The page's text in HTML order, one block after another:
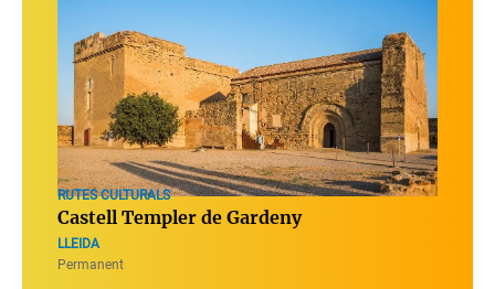
RUTES CULTURALS
Castell Templer de Gardeny
LLEIDA
Permanent